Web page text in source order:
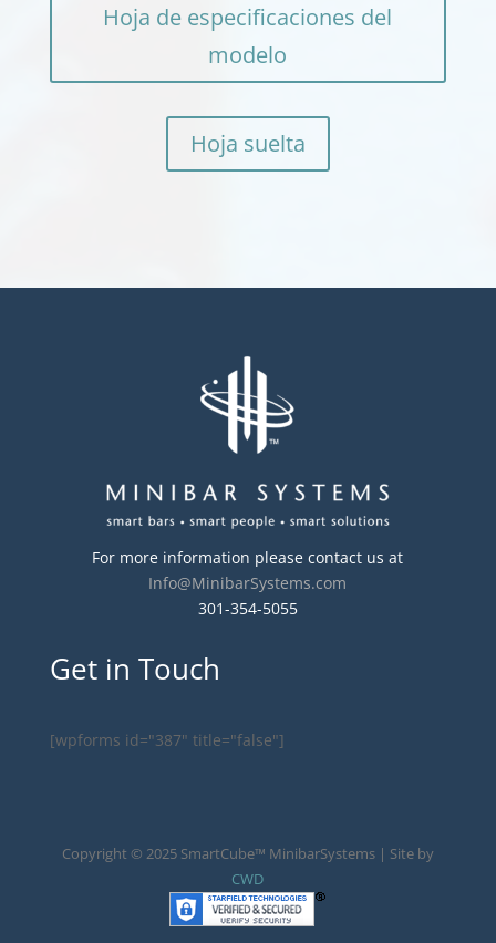
Hoja de especificaciones del
modelo
Hoja suelta
For more information please contact us at
Info@MinibarSystems.com
301-354-5055
Get in Touch
[wpforms id="387" title="false"]
Copyright © 2025 SmartCube™ MinibarSystems | Site by
CWD